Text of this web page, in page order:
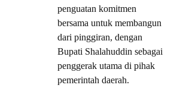
penguatan komitmen
bersama untuk membangun
dari pinggiran, dengan
Bupati Shalahuddin sebagai
penggerak utama di pihak
pemerintah daerah.